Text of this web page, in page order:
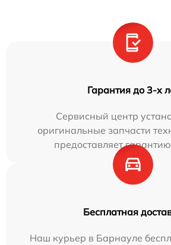
Гарантия до 3-х
Сервисный центр
оригинальные запчасти
предоставляет
Бесплатная
Наш курьер в Барнауле